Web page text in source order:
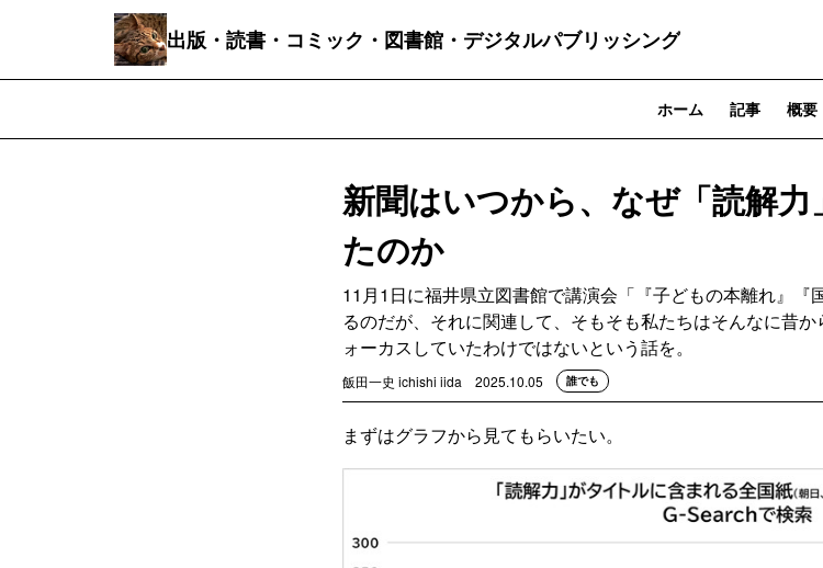
出版・読書・コミック・図書館・デジタルパブリッシング
ホーム 記事 概要
新聞はいつから、なぜ「読解
たのか
11月1日に福井県立図書館で講演会「『子どもの本離れ』『
るのだが、それに関連して、そもそも私たちはそんなに昔
ォーカスしていたわけではないという話を。
飯田一史 ichishi iida 2025.10.05 誰でも
まずはグラフから見てもらいたい。